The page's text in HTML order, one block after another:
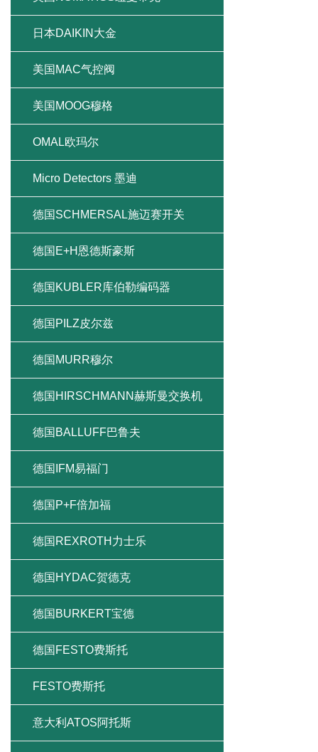
日本DAIKIN大金
美国MAC气控阀
美国MOOG穆格
OMAL欧玛尔
Micro Detectors 墨迪
德国SCHMERSAL施迈赛开关
德国E+H恩德斯豪斯
德国KUBLER库伯勒编码器
德国PILZ皮尔兹
德国MURR穆尔
德国HIRSCHMANN赫斯曼交换机
德国BALLUFF巴鲁夫
德国IFM易福门
德国P+F倍加福
德国REXROTH力士乐
德国HYDAC贺德克
德国BURKERT宝德
德国FESTO费斯托
FESTO费斯托
意大利ATOS阿托斯